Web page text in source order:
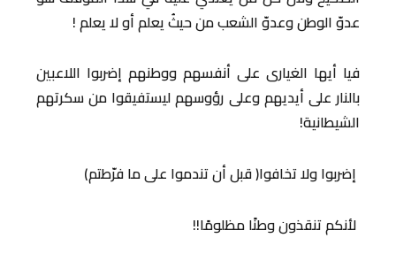
عدوّ الوطن وعدوّ الشعب من حيثُ يعلم أو لا يعلم !
فيا أيها الغيارى على أنفسهم ووطنهم إضربوا اللاعبين
بالنار على أيديهم وعلى رؤوسهم ليستفيقوا من سكرتهم
الشيطانية!
إضربوا ولا تخافوا( قبل أن تندموا على ما فرّطتم)
لأنكم تنقذون وطنًا مظلومًا!!